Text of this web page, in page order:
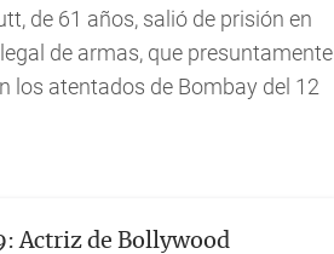
de 61 años, salió de prisión en
de armas, que presuntamente
los atentados de Bombay del 12
Actriz de Bollywood